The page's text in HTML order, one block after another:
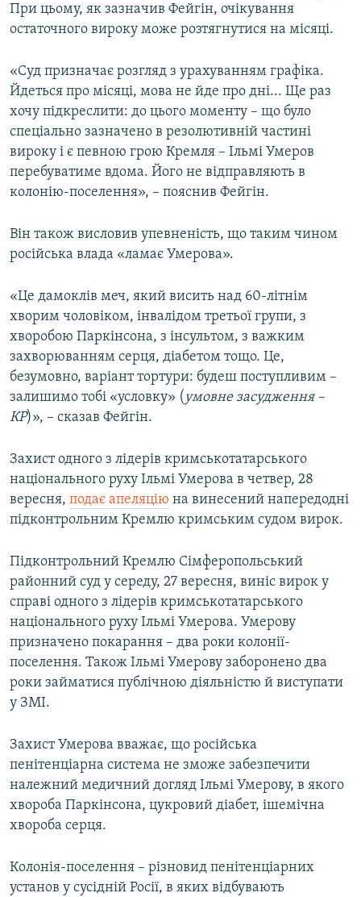
При цьому, як зазначив Фейгін, очікування
остаточного вироку може розтягнутися на місяці.
«Суд призначає розгляд з урахуванням графіка.
Йдеться про місяці, мова не йде про дні... Ще раз
хочу підкреслити: до цього моменту – що було
спеціально зазначено в резолютивній частині
вироку і є певною грою Кремля – Ільмі Умеров
перебуватиме вдома. Його не відправляють в
колонію-поселення», – пояснив Фейгін.
Він також висловив упевненість, що таким чином
російська влада «ламає Умерова».
«Це дамоклів меч, який висить над 60-літнім
хворим чоловіком, інвалідом третьої групи, з
хворобою Паркінсона, з інсультом, з важким
захворюванням серця, діабетом тощо. Це,
безумовно, варіант тортури: будеш поступливим –
залишимо тобі «условку» ( умовне засудження –
КР)», – сказав Фейгін.
Захист одного з лідерів кримськотатарського
національного руху Ільмі Умерова в четвер, 28
вересня, подає апеляцію на винесений напередодні
підконтрольним Кремлю кримським судом вирок.
Підконтрольний Кремлю Сімферопольський
районний суд у середу, 27 вересня, виніс вирок у
справі одного з лідерів кримськотатарського
національного руху Ільмі Умерова. Умерову
призначено покарання – два роки колонії-
поселення. Також Ільмі Умерову заборонено два
роки займатися публічною діяльністю й виступати
у ЗМІ.
Захист Умерова вважає, що російська
пенітенціарна система не зможе забезпечити
належний медичний догляд Ільмі Умерову, в якого
хвороба Паркінсона, цукровий діабет, ішемічна
хвороба серця.
Колонія-поселення – різновид пенітенціарних
установ у сусідній Росії, в яких відбувають